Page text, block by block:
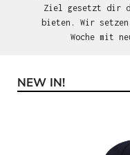
Ziel gesetzt dir
bieten. Wir setzen
Woche mit
Produktgalerie
NEW IN!